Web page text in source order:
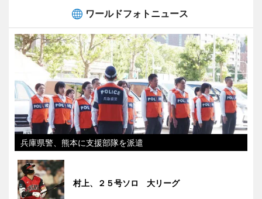
ワールドフォトニュース
兵庫県警、熊本に支援部隊を派遣
村上、２５号ソロ 大リーグ